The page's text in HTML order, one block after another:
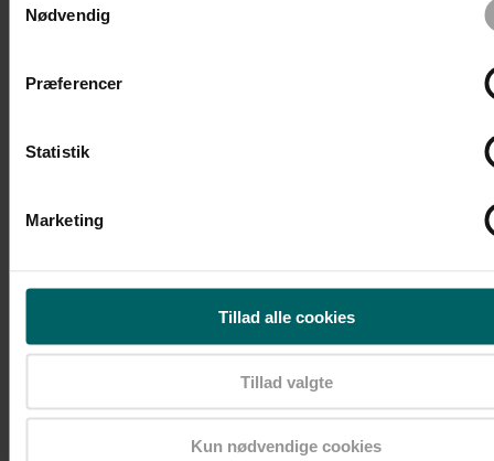
Nødvendig
Præferencer
Statistik
Marketing
Tillad alle cookies
Tillad valgte
Kun nødvendige cookies
ForrigeBegivenheder